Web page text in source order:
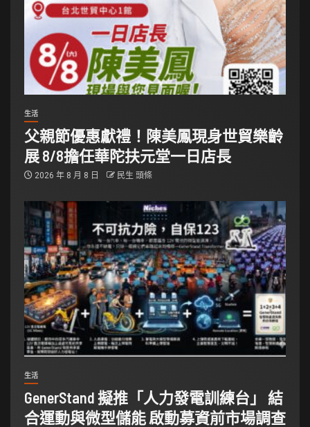
生活
父親節優惠獻禮！陳美鳳現身世貿樂齡
展 8/8擔任華陀扶元堂一日店長
2026 年 8 月 8 日 民生 頭條
生活
GenerStand 擬推「人力發電訓練台」 結
合運動與微型儲能 啟動募資前市場調查